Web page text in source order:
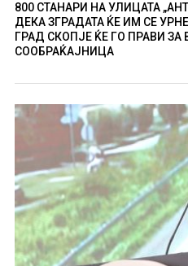
800 СТАНАРИ НА УЛИЦАТА
ДЕКА ЗГРАДАТА ЌЕ ИМ СЕ
ГРАД СКОПЈЕ ЌЕ ГО ПРАВИ
СООБРАЌАЈНИЦА